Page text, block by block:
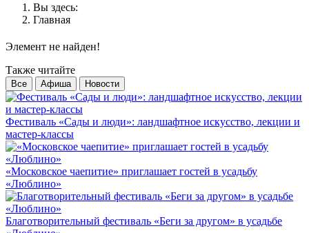
Вы здесь:
Главная
Элемент не найден!
Также читайте
Все Афиша Новости
Фестиваль «Сады и люди»: ландшафтное искусство, лекции и
мастер-классы
«Московское чаепитие» приглашает гостей в усадьбу
«Люблино»
Благотворительный фестиваль «Беги за другом» в усадьбе